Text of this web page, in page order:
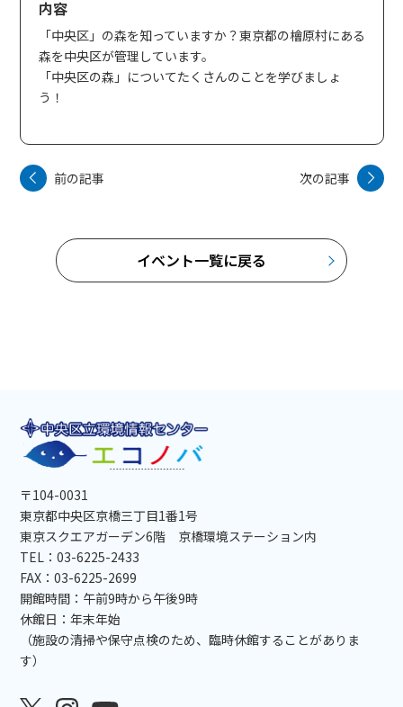
内容
「中央区」の森を知っていますか？東京都の檜原村にある
森を中央区が管理しています。
「中央区の森」についてたくさんのことを学びましょ
う！
前の記事 次の記事
イベント一覧に戻る
〒104-0031
東京都中央区京橋三丁目1番1号
東京スクエアガーデン6階 京橋環境ステーション内
TEL：03-6225-2433
FAX：03-6225-2699
開館時間：午前9時から午後9時
休館日：年末年始
（施設の清掃や保守点検のため、臨時休館することがありま
す）